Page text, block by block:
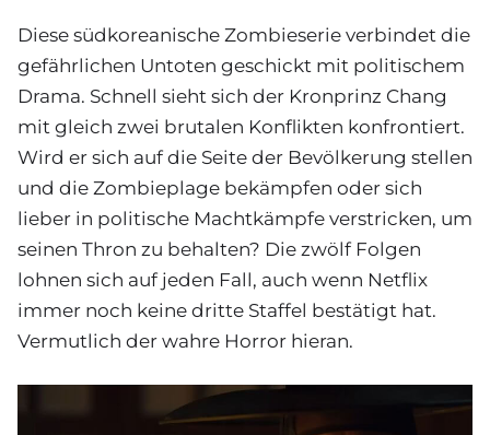
Diese südkoreanische Zombieserie verbindet die
gefährlichen Untoten geschickt mit politischem
Drama. Schnell sieht sich der Kronprinz Chang
mit gleich zwei brutalen Konflikten konfrontiert.
Wird er sich auf die Seite der Bevölkerung stellen
und die Zombieplage bekämpfen oder sich
lieber in politische Machtkämpfe verstricken, um
seinen Thron zu behalten? Die zwölf Folgen
lohnen sich auf jeden Fall, auch wenn Netflix
immer noch keine dritte Staffel bestätigt hat.
Vermutlich der wahre Horror hieran.